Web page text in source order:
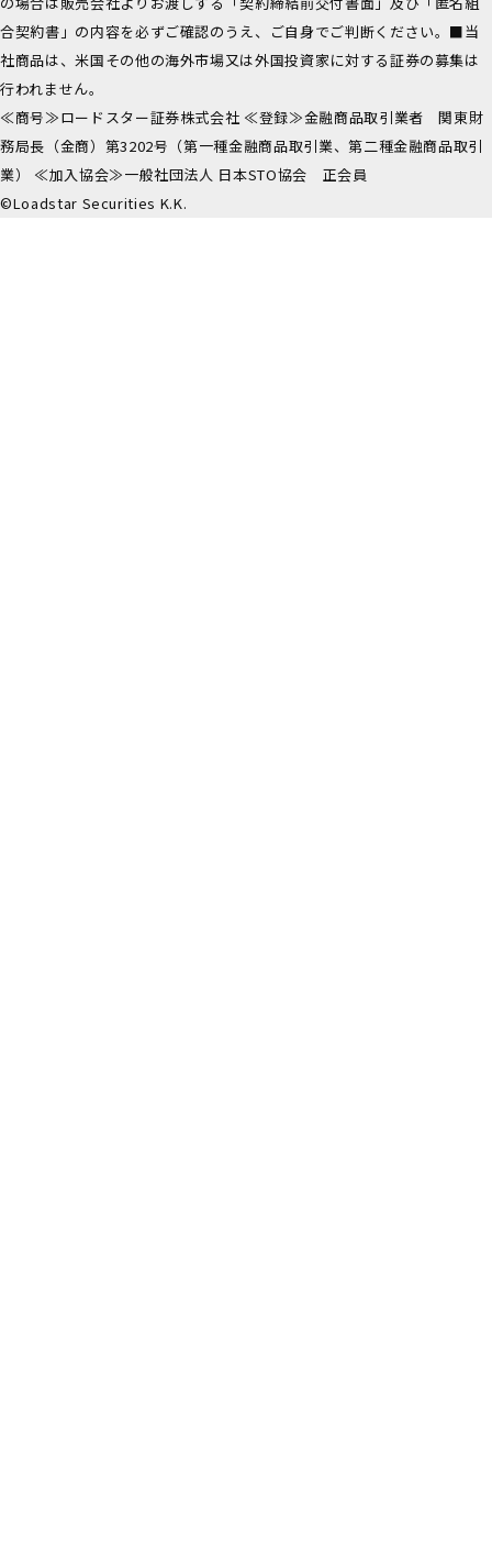
合契約書」の内容を必ずご確認のうえ、ご自身でご判断ください。■当
社商品は、米国その他の海外市場又は外国投資家に対する証券の募集は
行われません。
≪商号≫ロードスター証券株式会社 ≪登録≫金融商品取引業者 関東財
務局長（金商）第3202号（第一種金融商品取引業、第二種金融商品取引
業） ≪加入協会≫一般社団法人 日本STO協会 正会員
©Loadstar Securities K.K.